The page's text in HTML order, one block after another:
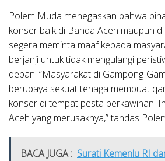
Polem Muda menegaskan bahwa
konser baik di Banda Aceh maupun
segera meminta maaf kepada
berjanji untuk tidak mengulangi
depan. “Masyarakat di Gampong-
berupaya sekuat tenaga membuat
konser di tempat pesta perkawinan.
Aceh yang merusaknya,” tandas
BACA JUGA : Surati Kemenlu RI